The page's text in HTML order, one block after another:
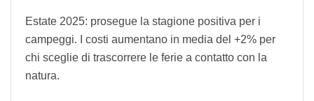
Estate 2025: prosegue la stagione positiva per i
campeggi. I costi aumentano in media del +2% per
chi sceglie di trascorrere le ferie a contatto con la
natura.